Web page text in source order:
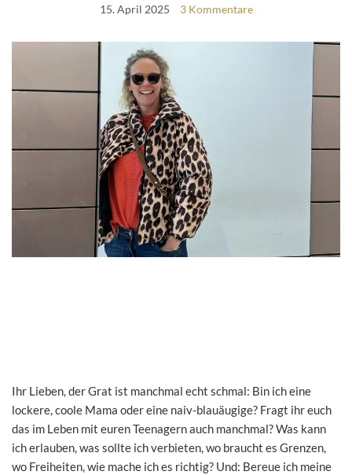
15. April 2025 3 Kommentare
Ihr Lieben, der Grat ist manchmal echt schmal: Bin ich eine
lockere, coole Mama oder eine naiv-blauäugige? Fragt ihr euch
das im Leben mit euren Teenagern auch manchmal? Was kann
ich erlauben, was sollte ich verbieten, wo braucht es Grenzen,
wo Freiheiten, wie mache ich es richtig? Und: Bereue ich meine